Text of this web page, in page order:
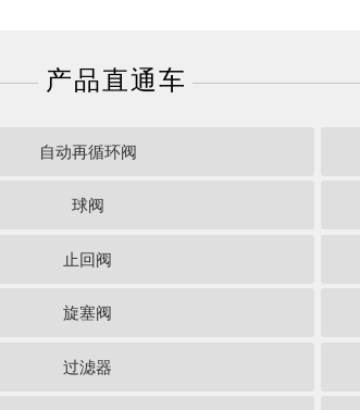
产品直通车
自动再循环阀
球阀
止回阀
旋塞阀
过滤器